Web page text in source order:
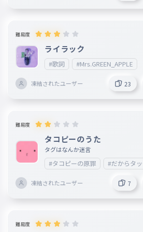
難易度
ライラック
#歌詞 #Mrs.GREEN_APPLE
凍結されたユーザー 23
難易度
タコピーのうた
タグはなんか迷言
#タコピーの原罪 #だからタ
凍結されたユーザー 7
難易度